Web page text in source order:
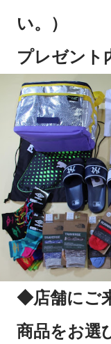
い。）
プレゼント
◆店舗にご
商品をお選